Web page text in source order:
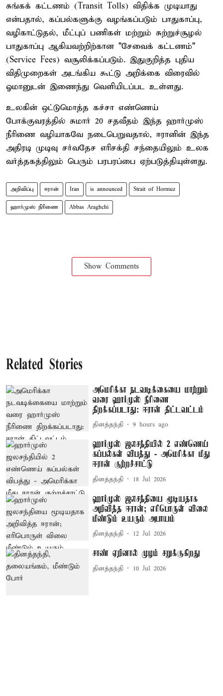
சுங்கக் கட்டணம் (Transit Tolls) விதிக்க முடியாது
என்பதால், கப்பல்களுக்கு வழங்கப்படும் பாதுகாப்பு,
வழிகாட்டுதல், மீட்புப் பணிகள் மற்றும் சுற்றுச்சூழல்
பாதுகாப்பு ஆகியவற்றிற்கான "சேவைக் கட்டணம்"
(Service Fees) வசூலிக்கப்படும். இதுகுறித்த புதிய
விதிமுறைகள் அடங்கிய கூட்டு அறிக்கை விரைவில்
ஓமானுடன் இணைந்து வெளியிடப்பட உள்ளது.
உலகின் ஒட்டுமொத்த கச்சா எண்ணெய்
போக்குவரத்தில் சுமார் 20 சதவீதம் இந்த ஹார்முஸ்
நீரிணை வழியாகவே நடைபெறுவதால், ஈரானின் இந்த
அதிரடி முடிவு சர்வதேச எரிசக்தி சந்தையிலும் உலக
வர்த்தகத்திலும் பெரும் பரபரப்பை ஏற்படுத்தியுள்ளது.
அறிவிப்பு ஈரான் Iran is announced Strait of Hormuz
ஹார்முஸ் நீரிணை Abbas Araghchi
Show Comments
Related Stories
அமெரிக்கா நடவடிக்கையை மாற்றும்
வரை ஹார்முஸ் நீரிணை
திறக்கப்படாது: ஈரான் திட்டவட்டம்
தினத்தந்தி 9 hours ago
ஹார்முஸ் ஜலசந்தியில் 2 எண்ணெய்
கப்பல்கள் விபத்து - அமெரிக்கா மீது
ஈரான் குற்றச்சாட்டு
தினத்தந்தி 18 Jul 2026
ஹார்முஸ் ஜலசந்தியை மூடியதாக
அறிவித்த ஈரான்; எரிபொருள் விலை
மீண்டும் உயரும் அபாயம்
தினத்தந்தி 12 Jul 2026
சாண் ஏறினால் முழம் சறுக்குகிறது
தினத்தந்தி 10 Jul 2026